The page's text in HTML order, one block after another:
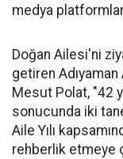
medya
Doğan Ailesi'ni
getiren
Mesut Polat, "42
sonucunda iki
Aile Yılı
rehberlik etmeye